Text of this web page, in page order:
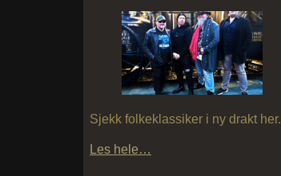
Sjekk folkeklassiker i ny drakt her.
Les hele…